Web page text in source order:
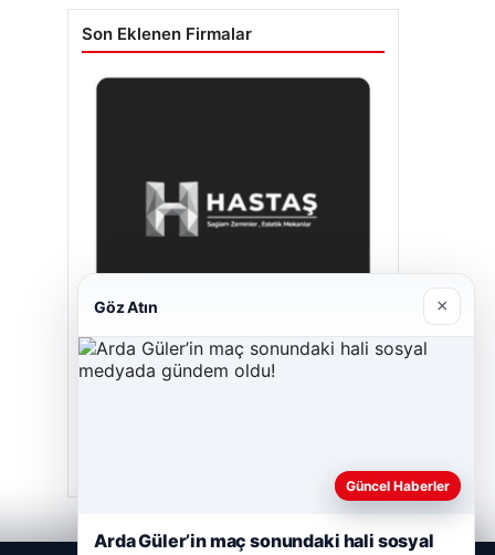
Son Eklenen Firmalar
Hastaş Beton
Göz Atın ×
Güncel Haberler
Arda Güler’in maç sonundaki hali sosyal